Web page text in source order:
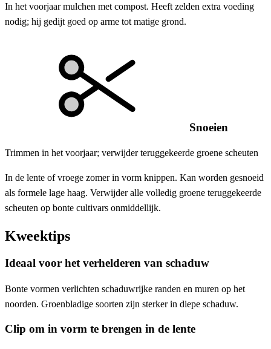
In het voorjaar mulchen met compost. Heeft zelden extra voeding
nodig; hij gedijt goed op arme tot matige grond.
Snoeien
Trimmen in het voorjaar; verwijder teruggekeerde groene scheuten
In de lente of vroege zomer in vorm knippen. Kan worden gesnoeid
als formele lage haag. Verwijder alle volledig groene teruggekeerde
scheuten op bonte cultivars onmiddellijk.
Kweektips
Ideaal voor het verhelderen van schaduw
Bonte vormen verlichten schaduwrijke randen en muren op het
noorden. Groenbladige soorten zijn sterker in diepe schaduw.
Clip om in vorm te brengen in de lente